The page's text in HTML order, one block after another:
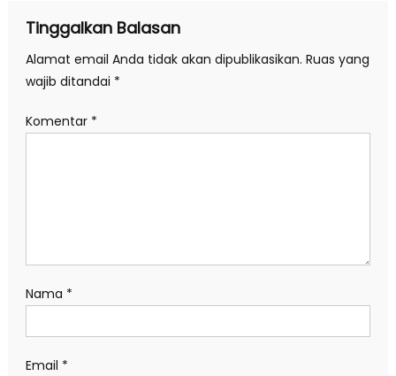
Tinggalkan Balasan
Alamat email Anda tidak akan dipublikasikan. Ruas yang
wajib ditandai *
Komentar *
Nama *
Email *